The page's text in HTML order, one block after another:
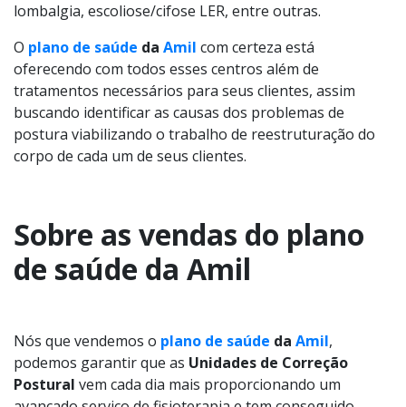
lombalgia, escoliose/cifose LER, entre outras.
O plano de saúde da Amil com certeza está
oferecendo com todos esses centros além de
tratamentos necessários para seus clientes, assim
buscando identificar as causas dos problemas de
postura viabilizando o trabalho de reestruturação do
corpo de cada um de seus clientes.
Sobre as vendas do plano
de saúde da Amil
Nós que vendemos o plano de saúde da Amil,
podemos garantir que as Unidades de Correção
Postural vem cada dia mais proporcionando um